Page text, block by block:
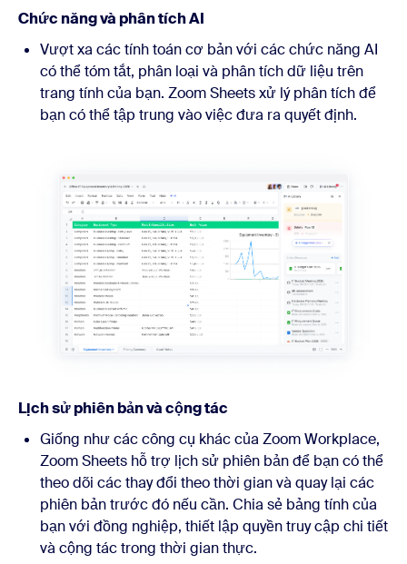
Chức năng và phân tích AI
Vượt xa các tính toán cơ bản với các chức năng AI
có thể tóm tắt, phân loại và phân tích dữ liệu trên
trang tính của bạn. Zoom Sheets xử lý phân tích để
bạn có thể tập trung vào việc đưa ra quyết định.
Lịch sử phiên bản và cộng tác
Giống như các công cụ khác của Zoom Workplace,
Zoom Sheets hỗ trợ lịch sử phiên bản để bạn có thể
theo dõi các thay đổi theo thời gian và quay lại các
phiên bản trước đó nếu cần. Chia sẻ bảng tính của
bạn với đồng nghiệp, thiết lập quyền truy cập chi tiết
và cộng tác trong thời gian thực.